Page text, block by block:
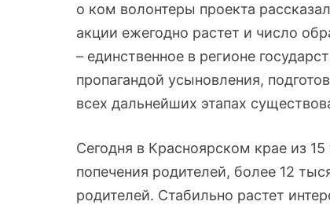
о ком волонтеры проекта
акции ежегодно растет и число
– единственное в регионе
пропагандой усыновления,
всех дальнейших этапах
Сегодня в Красноярском крае из
попечения родителей, более 12
родителей. Стабильно растет